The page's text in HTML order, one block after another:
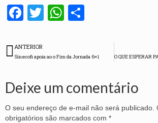
Facebook
TwitterWhatsApp
ANTERIOR
Sinecofi apoia ao o Fim da Jornada 6×1
Deixe um comentário
O seu endereço de e-mail não será publicado.
obrigatórios são marcados com *